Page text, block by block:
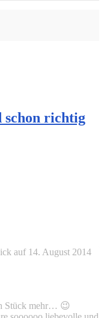
schon richtig
auf 14. August 2014
Stück mehr… 😉